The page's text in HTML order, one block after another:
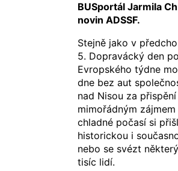
BUSportál Jarmila
novin ADSSF.
Stejně jako v
5. Dopravácký den
Evropského týdne
dne bez aut
nad Nisou za
mimořádným
chladné počasí si
historickou i
nebo se svézt
tisíc lidí.